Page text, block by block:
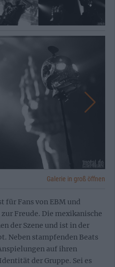
Galerie in groß öffnen
für Fans von EBM und
Freude. Die mexikanische
der Szene und ist in der
Neben stampfenden Beats
auf ihren
der Gruppe. Sei es